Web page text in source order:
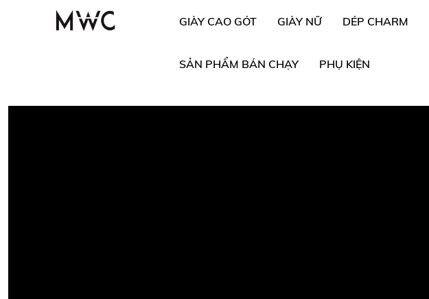
GIÀY CAO GÓT GIÀY NỮ DÉP CHARM
SẢN PHẨM BÁN CHẠY PHỤ KIỆN